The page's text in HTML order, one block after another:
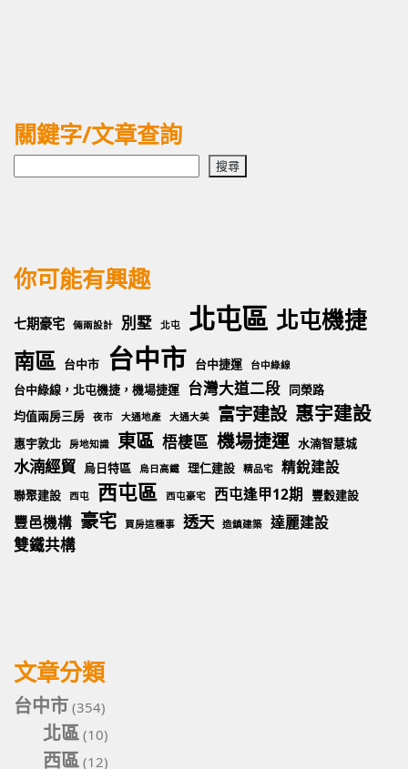
關鍵字/文章查詢
尋
搜尋
你可能有興趣
七期豪宅 倆兩設計 別墅 北屯 北屯區 北屯機捷
南區 台中市 台中市 台中捷運 台中綠線
台中綠線，北屯機捷，機場捷運 台灣大道二段 同榮路
均值兩房三房
夜市 大通地產 大通大美 富宇建設 惠宇建設
惠宇敦北 房地知識 東區 梧棲區 機場捷運 水湳智慧城
水湳經貿 烏日特區 烏日高鐵 理仁建設 精品宅 精銳建設
聯聚建設 西屯 西屯區 西屯豪宅 西屯逢甲12期 豐穀建設
豐邑機構 豪宅 買房這種事 透天 造鎮建築 達麗建設
雙鐵共構
文章分類
台中市 (354)
北區 (10)
西區 (12)